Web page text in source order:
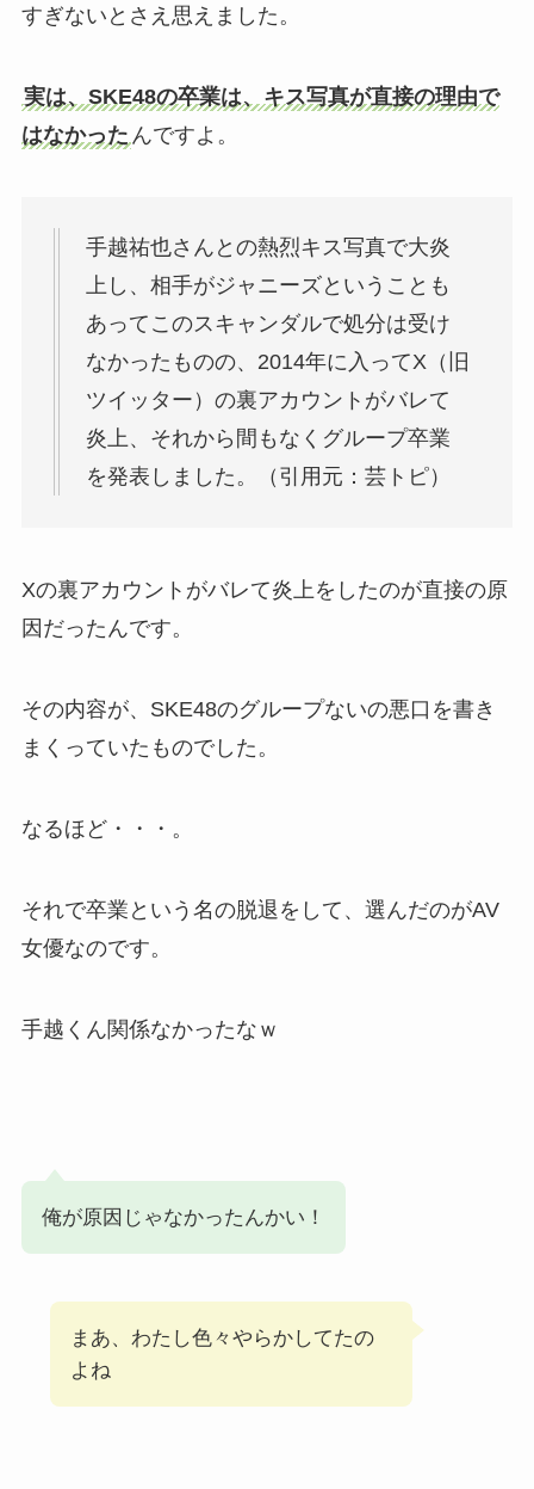
すぎないとさえ思えました。
実は、SKE48の卒業は、キス写真が直接の理由で
はなかった んですよ。
手越祐也さんとの熱烈キス写真で大炎
上し、相手がジャニーズということも
あってこのスキャンダルで処分は受け
なかったものの、2014年に入ってX（旧
ツイッター）の裏アカウントがバレて
炎上、それから間もなくグループ卒業
を発表しました。（引用元：芸トピ）
Xの裏アカウントがバレて炎上をしたのが直接の原
因だったんです。
その内容が、SKE48のグループないの悪口を書き
まくっていたものでした。
なるほど・・・。
それで卒業という名の脱退をして、選んだのがAV
女優なのです。
手越くん関係なかったなｗ
俺が原因じゃなかったんかい！
まあ、わたし色々やらかしてたの
よね